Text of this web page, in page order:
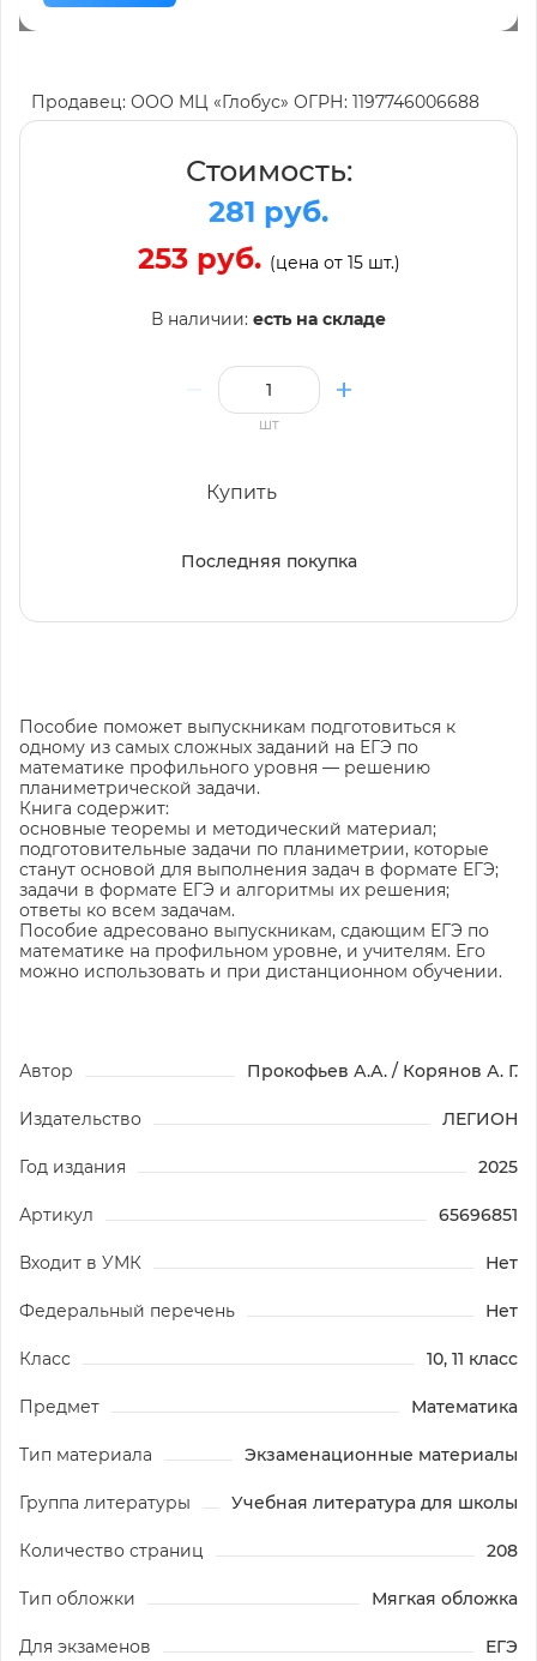
Продавец: ООО МЦ «Глобус» ОГРН: 1197746006688
Стоимость:
281 руб.
253 руб. (цена от 15 шт.)
В наличии: есть на складе
шт
Купить
Последняя покупка
Пособие поможет выпускникам подготовиться к
одному из самых сложных заданий на ЕГЭ по
математике профильного уровня — решению
планиметрической задачи.
Книга содержит:
основные теоремы и методический материал;
подготовительные задачи по планиметрии, которые
станут основой для выполнения задач в формате ЕГЭ;
задачи в формате ЕГЭ и алгоритмы их решения;
ответы ко всем задачам.
Пособие адресовано выпускникам, сдающим ЕГЭ по
математике на профильном уровне, и учителям. Его
можно использовать и при дистанционном обучении.
Автор Прокофьев А.А. / Корянов А. Г.
Издательство ЛЕГИОН
Год издания 2025
Артикул 65696851
Входит в УМК Нет
Федеральный перечень Нет
Класс 10, 11 класс
Предмет Математика
Тип материала Экзаменационные материалы
Группа литературы Учебная литература для школы
Количество страниц 208
Тип обложки Мягкая обложка
Для экзаменов ЕГЭ